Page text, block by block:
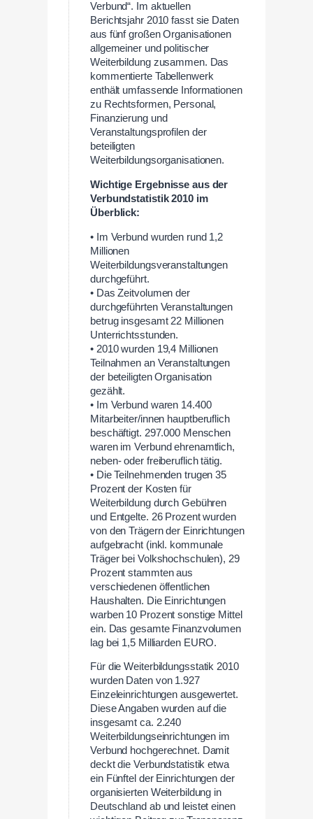
Verbund“. Im aktuellen
Berichtsjahr 2010 fasst sie Daten
aus fünf großen Organisationen
allgemeiner und politischer
Weiterbildung zusammen. Das
kommentierte Tabellenwerk
enthält umfassende Informationen
zu Rechtsformen, Personal,
Finanzierung und
Veranstaltungsprofilen der
beteiligten
Weiterbildungsorganisationen.
Wichtige Ergebnisse aus der
Verbundstatistik 2010 im
Überblick:
• Im Verbund wurden rund 1,2
Millionen
Weiterbildungsveranstaltungen
durchgeführt.
• Das Zeitvolumen der
durchgeführten Veranstaltungen
betrug insgesamt 22 Millionen
Unterrichtsstunden.
• 2010 wurden 19,4 Millionen
Teilnahmen an Veranstaltungen
der beteiligten Organisation
gezählt.
• Im Verbund waren 14.400
Mitarbeiter/innen hauptberuflich
beschäftigt. 297.000 Menschen
waren im Verbund ehrenamtlich,
neben- oder freiberuflich tätig.
• Die Teilnehmenden trugen 35
Prozent der Kosten für
Weiterbildung durch Gebühren
und Entgelte. 26 Prozent wurden
von den Trägern der Einrichtungen
aufgebracht (inkl. kommunale
Träger bei Volkshochschulen), 29
Prozent stammten aus
verschiedenen öffentlichen
Haushalten. Die Einrichtungen
warben 10 Prozent sonstige Mittel
ein. Das gesamte Finanzvolumen
lag bei 1,5 Milliarden EURO.
Für die Weiterbildungsstatik 2010
wurden Daten von 1.927
Einzeleinrichtungen ausgewertet.
Diese Angaben wurden auf die
insgesamt ca. 2.240
Weiterbildungseinrichtungen im
Verbund hochgerechnet. Damit
deckt die Verbundstatistik etwa
ein Fünftel der Einrichtungen der
organisierten Weiterbildung in
Deutschland ab und leistet einen